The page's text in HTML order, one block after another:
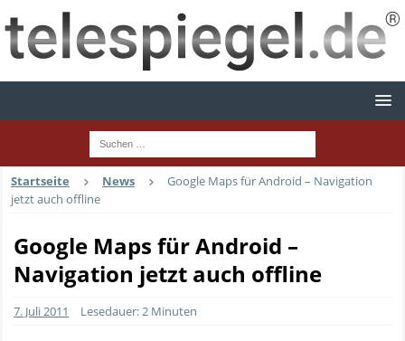
Startseite News
Google Maps für Android – Navigation
jetzt auch offline
Google Maps für Android –
Navigation jetzt auch offline
7. Juli 2011 Lesedauer: 2 Minuten